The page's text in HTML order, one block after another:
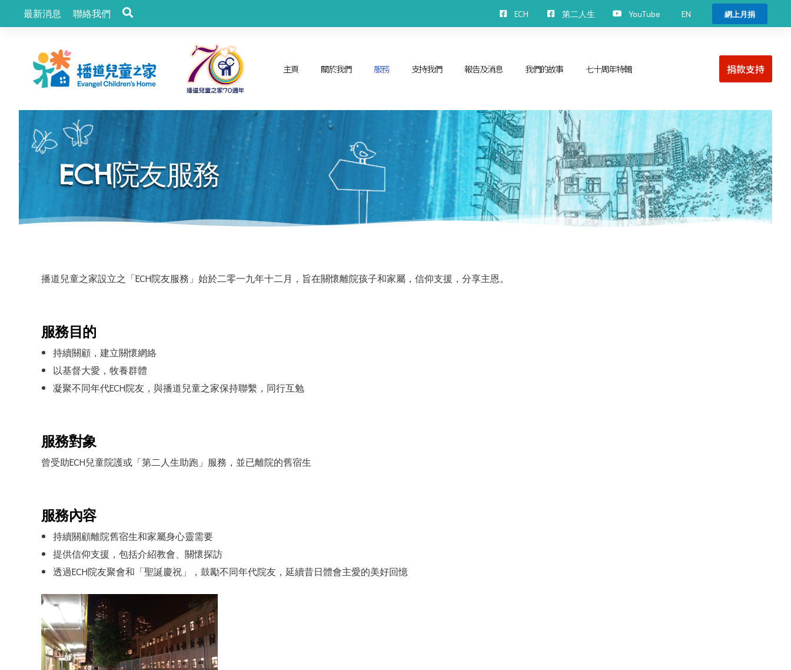
最新消息 聯絡我們 ECH 第二人生 YouTube EN 網上月捐
主頁 關於我們 服務 支持我們 報告及消息 我們的故事 七十周年特輯 捐款支持
ECH院友服務
播道兒童之家設立之「ECH院友服務」始於二零一九年十二月，旨在關懷離院孩子和家屬，信仰支援，分享主恩。
服務目的
持續關顧，建立關懷網絡
以基督大愛，牧養群體
凝聚不同年代ECH院友，與播道兒童之家保持聯繫，同行互勉
服務對象
曾受助ECH兒童院護或「第二人生助跑」服務，並已離院的舊宿生
服務內容
持續關顧離院舊宿生和家屬身心靈需要
提供信仰支援，包括介紹教會、關懷探訪
透過ECH院友聚會和「聖誕慶祝」，鼓勵不同年代院友，延續昔日體會主愛的美好回憶